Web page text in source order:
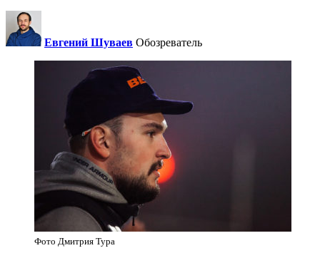
Евгений Шуваев Обозреватель
Фото Дмитрия Тура